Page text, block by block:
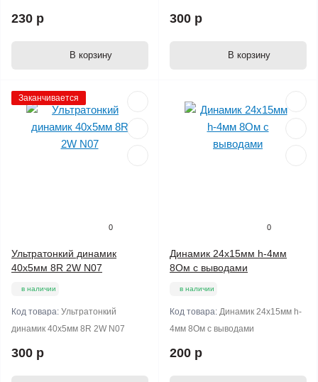
230 р
В корзину
300 р
В корзину
Заканчивается
0
Ультратонкий динамик
40х5мм 8R 2W N07
в наличии
Код товара: Ультратонкий
динамик 40х5мм 8R 2W N07
300 р
0
Динамик 24х15мм h-4мм
8Ом с выводами
в наличии
Код товара: Динамик 24х15мм h-
4мм 8Ом с выводами
200 р